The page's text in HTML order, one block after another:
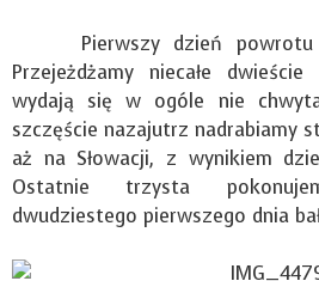
Pierwszy dzień powrotu
Przejeżdżamy niecałe
wydają się w ogóle nie
szczęście nazajutrz nadrabiamy
aż na Słowacji, z wynikiem
Ostatnie trzysta
dwudziestego pierwszego dnia